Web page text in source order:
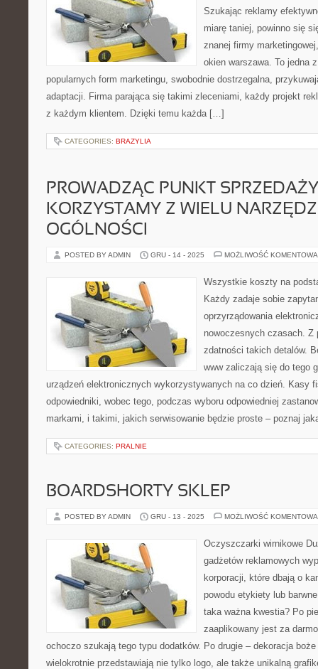
Szukając reklamy
miarę taniej, powinno się
znanej firmy
okien warszawa. To jedna
popularnych form marketingu, swobodnie dostrzegalna,
adaptacji. Firma parająca się takimi zleceniami, każdy projekt
z każdym klientem. Dzięki temu każda […]
CATEGORIES: BRAZYLIA
PROWADZĄC PUNKT SPRZEDAŻY
KORZYSTAMY Z WIELU
OGÓLNOŚCI
POSTED BY ADMIN GRU - 14 - 2025 MOŻLIWOŚĆ
Wszystkie koszty na
Każdy zadaje sobie
oprzyrządowania
nowoczesnych czasach. Z
zdatności takich detalów.
www zaliczają się do tego
urządzeń elektronicznych wykorzystywanych na co dzień. Kasy
odpowiedniki, wobec tego, podczas wyboru odpowiedniej
markami, i takimi, jakich serwisowanie będzie proste – poznaj
CATEGORIES: PRALNIE
BOARDSHORTY SKLEP
POSTED BY ADMIN GRU - 13 - 2025 MOŻLIWOŚĆ
Oczyszczarki wirnikowe
gadżetów reklamowych
korporacji, które dbają o
powodu etykiety lub
taka ważna kwestia? Po
zaaplikowany jest za
ochoczo szukają tego typu dodatków. Po drugie – dekoracja
wielokrotnie przedstawiają nie tylko logo, ale także unikalną